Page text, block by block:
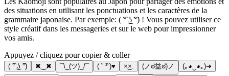
des situations en utilisant les ponctuations et les caractères de la
grammaire japonaise. Par exemple: ( ͡° ͜ʖ ͡°) ! Vous pouvez utiliser ce
style créatif dans les messageries et sur le web pour impressionner
vos amis.
Appuyez / cliquez pour copier & coller
( ͡° ͜ʖ ͡°) ✖‿✖ ¯\_(ツ)_/¯ ( ˘ ³˘)♥ ×͜×. (ノಠ益ಠ)ノ
(｡◕‿◕｡)➜